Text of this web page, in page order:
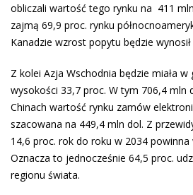
obliczali wartość tego rynku na 411
zajmą 69,9 proc. rynku
Kanadzie wzrost popytu będzie
Z kolei Azja Wschodnia będzie miała w
wysokości 33,7 proc. W tym 706,4 mln
Chinach wartość rynku zamów
szacowana na 449,4 mln dol. Z
14,6 proc. rok do roku w 2034 powinna
Oznacza to jednocześnie 64,5 proc.
regionu świata.